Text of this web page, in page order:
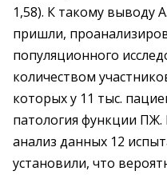
1,58). К такому выводу
пришли,
популяционного
количеством
которых у 11 тыс.
патология функции
анализ данных 12
установили, что